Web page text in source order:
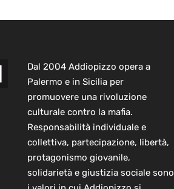
Dal 2004 Addiopizzo opera a
Palermo e in Sicilia per
promuovere una rivoluzione
culturale contro la mafia.
Responsabilità individuale e
collettiva, partecipazione, libertà,
protagonismo giovanile,
solidarietà e giustizia sociale sono